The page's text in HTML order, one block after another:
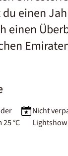
einen
einen
°C
Nicht